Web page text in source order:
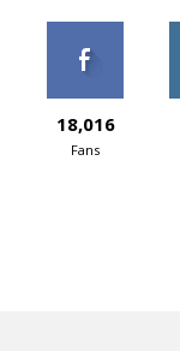
18,016
Fans